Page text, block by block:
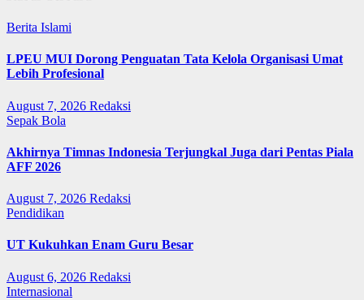
Berita Islami
LPEU MUI Dorong Penguatan Tata Kelola Organisasi Umat
Lebih Profesional
August 7, 2026 Redaksi
Sepak Bola
Akhirnya Timnas Indonesia Terjungkal Juga dari Pentas Piala
AFF 2026
August 7, 2026 Redaksi
Pendidikan
UT Kukuhkan Enam Guru Besar
August 6, 2026 Redaksi
Internasional